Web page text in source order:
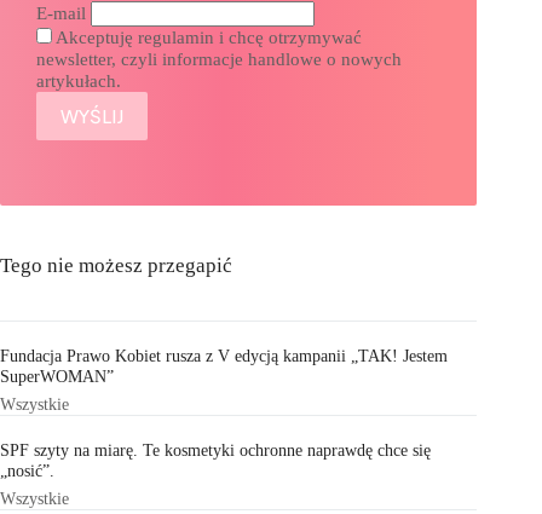
E-mail
Akceptuję regulamin i chcę otrzymywać
newsletter, czyli informacje handlowe o nowych
artykułach.
Tego nie możesz przegapić
Fundacja Prawo Kobiet rusza z V edycją kampanii „TAK! Jestem
SuperWOMAN”
Wszystkie
SPF szyty na miarę. Te kosmetyki ochronne naprawdę chce się
„nosić”.
Wszystkie